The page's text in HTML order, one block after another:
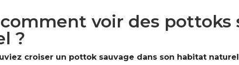
voir des pottoks
?
croiser un pottok sauvage dans son habitat